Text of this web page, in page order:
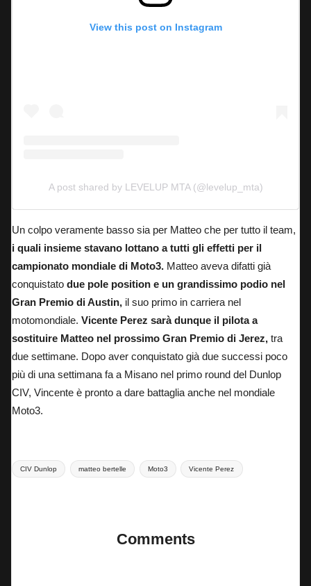
View this post on Instagram
A post shared by LEVELUP MTA (@levelup_mta)
Un colpo veramente basso sia per Matteo che per tutto il team,
i quali insieme stavano lottano a tutti gli effetti per il
campionato mondiale di Moto3. Matteo aveva difatti già
conquistato due pole position e un grandissimo podio nel
Gran Premio di Austin, il suo primo in carriera nel
motomondiale. Vicente Perez sarà dunque il pilota a
sostituire Matteo nel prossimo Gran Premio di Jerez, tra
due settimane. Dopo aver conquistato già due successi poco
più di una settimana fa a Misano nel primo round del Dunlop
CIV, Vincente è pronto a dare battaglia anche nel mondiale
Moto3.
Tags:
CIV Dunlop matteo bertelle Moto3 Vicente Perez
Comments